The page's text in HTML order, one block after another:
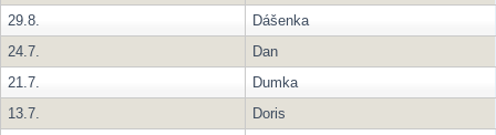
29.8.
Dášenka
24.7.
Dan
21.7.
Dumka
13.7.
Doris